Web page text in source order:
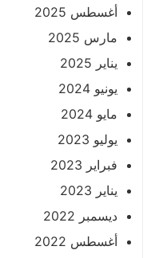
أغسطس 2025
مارس 2025
يناير 2025
يونيو 2024
مايو 2024
يوليو 2023
فبراير 2023
يناير 2023
ديسمبر 2022
أغسطس 2022